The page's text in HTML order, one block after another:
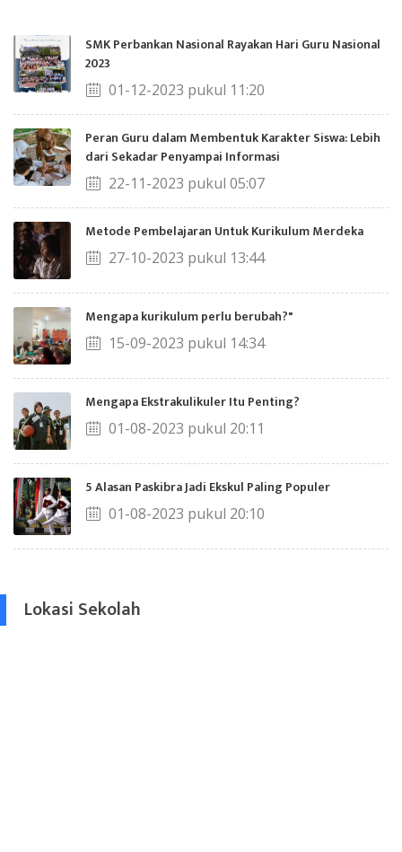
SMK Perbankan Nasional Rayakan Hari Guru Nasional
2023
01-12-2023 pukul 11:20
Peran Guru dalam Membentuk Karakter Siswa: Lebih
dari Sekadar Penyampai Informasi
22-11-2023 pukul 05:07
Metode Pembelajaran Untuk Kurikulum Merdeka
27-10-2023 pukul 13:44
Mengapa kurikulum perlu berubah?"
15-09-2023 pukul 14:34
Mengapa Ekstrakulikuler Itu Penting?
01-08-2023 pukul 20:11
5 Alasan Paskibra Jadi Ekskul Paling Populer
01-08-2023 pukul 20:10
Lokasi Sekolah